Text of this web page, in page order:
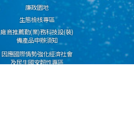
廉政園地
生態檢核專區
廠商推薦勤(業)務科技設(裝)
備產品申辦須知
因應國際情勢強化經濟社會
及民生國安韌性專區